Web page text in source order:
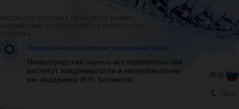
ФЕДЕРАЛЬНАЯ СЛУЖБА ПО НАДЗОРУ В СФЕРЕ
ЗАЩИТЫ ПРАВ ПОТРЕБИТЕЛЕЙ И БЛАГОПОЛУЧИЯ
ЧЕЛОВЕКА
Федеральное бюджетное учреждение науки
Нижегородский научно-исследовательский
институт эпидемиологии и микробиологии
им. академика И.Н. Блохиной
RUS